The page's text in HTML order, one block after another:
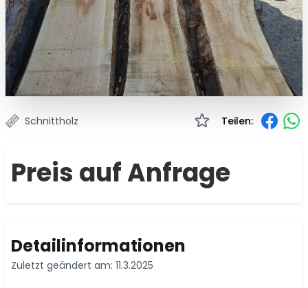
Schnittholz Teilen:
Preis auf Anfrage
Detailinformationen
Zuletzt geändert am: 11.3.2025